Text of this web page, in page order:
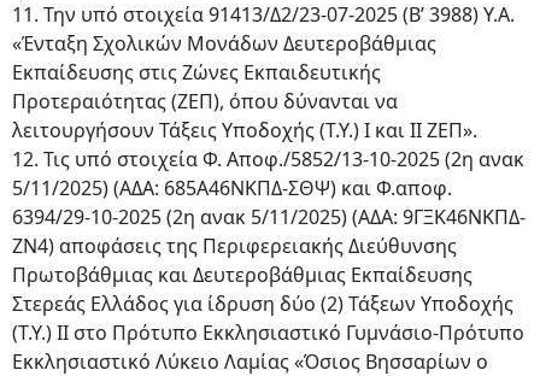
11. Την υπό στοιχεία 91413/Δ2/23-07-2025 (Β’ 3988) Υ.Α.
«Ένταξη Σχολικών Μονάδων Δευτεροβάθμιας
Εκπαίδευσης στις Ζώνες Εκπαιδευτικής
Προτεραιότητας (ΖΕΠ), όπου δύνανται να
λειτουργήσουν Τάξεις Υποδοχής (Τ.Υ.) Ι και ΙΙ ΖΕΠ».
12. Τις υπό στοιχεία Φ. Αποφ./5852/13-10-2025 (2η ανακ
5/11/2025) (ΑΔΑ: 685Α46ΝΚΠΔ-ΣΘΨ) και Φ.αποφ.
6394/29-10-2025 (2η ανακ 5/11/2025) (ΑΔΑ: 9ΓΞΚ46ΝΚΠΔ-
ΖΝ4) αποφάσεις της Περιφερειακής Διεύθυνσης
Πρωτοβάθμιας και Δευτεροβάθμιας Εκπαίδευσης
Στερεάς Ελλάδος για ίδρυση δύο (2) Τάξεων Υποδοχής
(Τ.Υ.) ΙΙ στο Πρότυπο Εκκλησιαστικό Γυμνάσιο-Πρότυπο
Εκκλησιαστικό Λύκειο Λαμίας «Όσιος Βησσαρίων ο